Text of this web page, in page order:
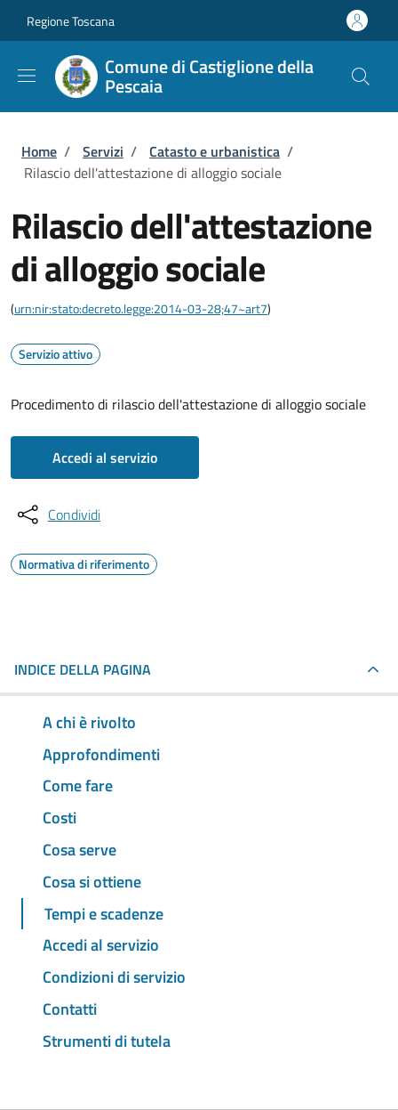
Regione Toscana
Comune di Castiglione della
Pescaia
Briciole di pane
Home / Servizi / Catasto e urbanistica /
Rilascio dell'attestazione di alloggio sociale
Rilascio dell'attestazione
di alloggio sociale
(urn:nir:stato:decreto.legge:2014-03-28;47~art7)
Servizio attivo
Procedimento di rilascio dell'attestazione di alloggio sociale
Accedi al servizio
Condividi
Normativa di riferimento
INDICE DELLA PAGINA
A chi è rivolto
Approfondimenti
Come fare
Costi
Cosa serve
Cosa si ottiene
Tempi e scadenze
Accedi al servizio
Condizioni di servizio
Contatti
Strumenti di tutela